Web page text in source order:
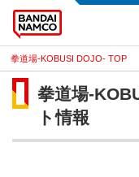
拳道場-KOBUSI DOJO-
拳道場-
ト情報